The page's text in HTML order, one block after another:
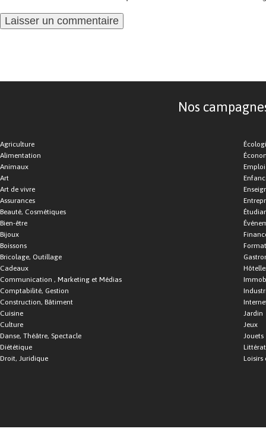
Nos
Agriculture
Alimentation
Animaux
Art
Art de vivre
Assurances
Beauté, Cosmétiques
Bien-être
Bijoux
Boissons
Bricolage, Outillage
Cadeaux
Communication , Marketing et Médias
Comptabilité, Gestion
Construction, Bâtiment
Cuisine
Culture
Danse, Théâtre, Spectacle
Diététique
Droit, Juridique
Emploi
Jardin
Jeux
Jouets
Loisirs